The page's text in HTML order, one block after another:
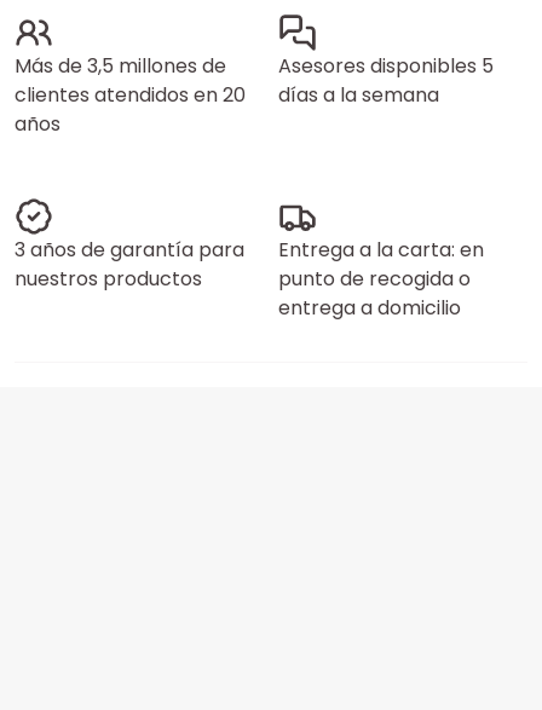
Más de 3,5 millones de
clientes atendidos en 20
años
Asesores disponibles 5
días a la semana
3 años de garantía para
nuestros productos
Entrega a la carta: en
punto de recogida o
entrega a domicilio